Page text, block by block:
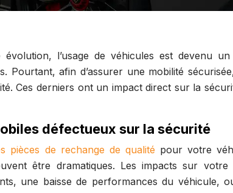
l’usage de véhicules est devenu
Pourtant, afin d’assurer une mobilité
Ces derniers ont un impact direct sur la
défectueux sur la sécurité
pièces de rechange de qualité pour votre
être dramatiques. Les impacts sur
une baisse de performances du véhicule,